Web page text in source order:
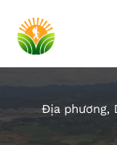
Địa phương,